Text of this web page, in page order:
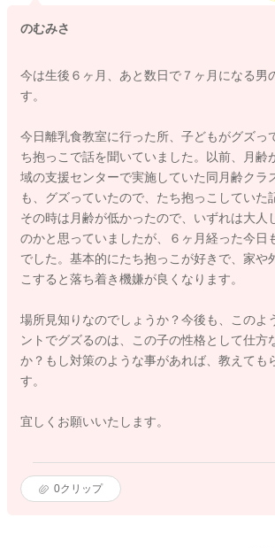
のむみさ
今は生後６ヶ月、あと数日で７ヶ月になる男
す。
今日離乳食教室に行った所、子どもがグズっ
ち抱っこで話を聞いていました。以前、月齢
域の支援センターで実施していた同月齢クラ
も、グズっていたので、たち抱っこしていた
その時は月齢が低かったので、いずれは大人
のかと思っていましたが、６ヶ月経った今日
でした。基本的にたち抱っこが好きで、家や
こすると落ち着き機嫌が良くなります。
場所見知りなのでしょうか？今後も、このよ
ントでグズるのは、この子の性格として仕方
か？もし対策のような事があれば、教えても
す。
宜しくお願いいたします。
0クリップ